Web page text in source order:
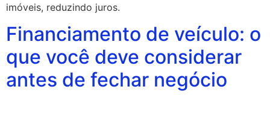
imóveis, reduzindo juros.
Financiamento de veículo: o
que você deve considerar
antes de fechar negócio